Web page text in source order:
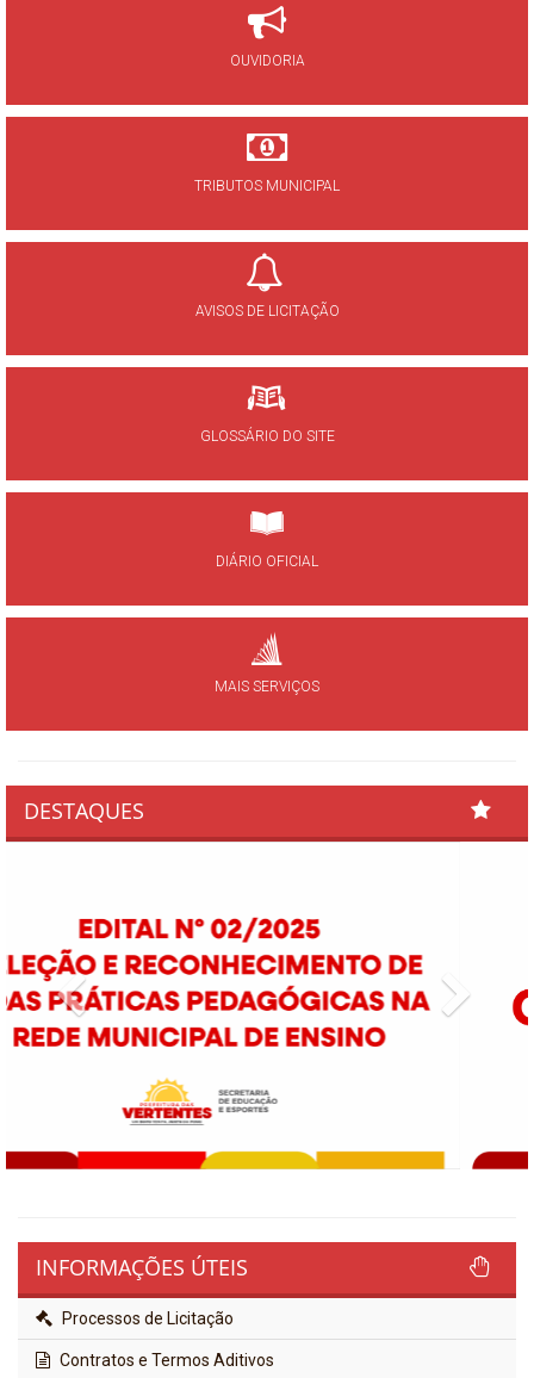
OUVIDORIA
TRIBUTOS MUNICIPAL
AVISOS DE LICITAÇÃO
GLOSSÁRIO DO SITE
DIÁRIO OFICIAL
MAIS SERVIÇOS
DESTAQUES
Previous Next
INFORMAÇÕES ÚTEIS
Processos de Licitação
Contratos e Termos Aditivos